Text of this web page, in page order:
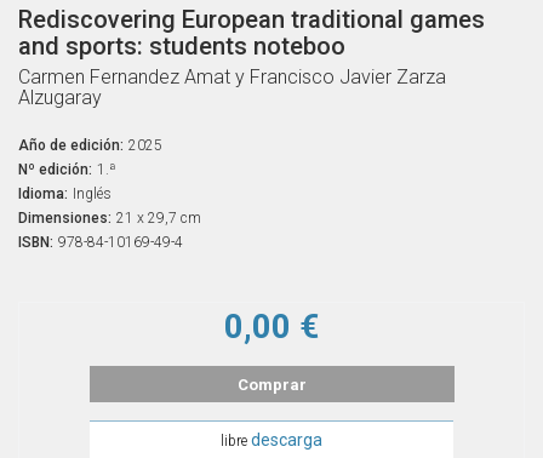
Rediscovering European traditional games
and sports: students noteboo
Carmen Fernandez Amat y Francisco Javier Zarza
Alzugaray
Año de edición: 2025
Nº edición: 1.ª
Idioma:
Inglés
Dimensiones: 21 x 29,7 cm
ISBN: 978-84-10169-49-4
0,00 €
Comprar
libre descarga